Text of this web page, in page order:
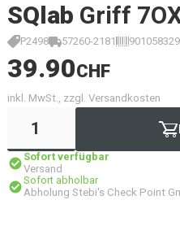
SQlab Griff
P2498 57260-2181
39.90CHF
inkl. MwSt., zzgl. Versandkosten
Sofort verfügbar
Versand
Sofort abholbar
Abholung Stebi's Check Point